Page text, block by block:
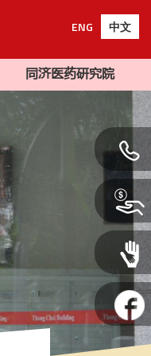
ENG 中文
同济医药研究院